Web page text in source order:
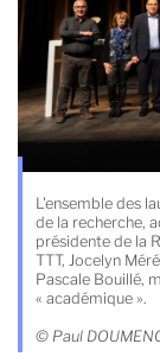
L'ensemble des
de la recherche,
présidente de la
TTT, Jocelyn
Pascale Bouillé,
« académique ».
© Paul